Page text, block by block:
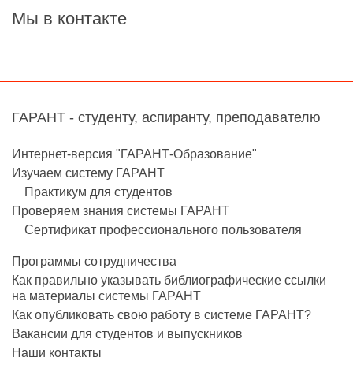
Мы в контакте
ГАРАНТ - студенту, аспиранту, преподавателю
Интернет-версия "ГАРАНТ-Образование"
Изучаем систему ГАРАНТ
Практикум для студентов
Проверяем знания системы ГАРАНТ
Сертификат профессионального пользователя
Программы сотрудничества
Как правильно указывать библиографические ссылки
на материалы системы ГАРАНТ
Как опубликовать свою работу в системе ГАРАНТ?
Вакансии для студентов и выпускников
Наши контакты